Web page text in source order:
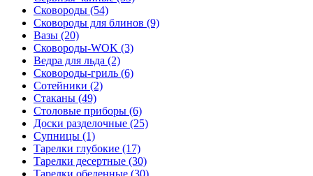
Сковороды (54)
Сковороды для блинов (9)
Вазы (20)
Сковороды-WOK (3)
Ведра для льда (2)
Сковороды-гриль (6)
Сотейники (2)
Стаканы (49)
Столовые приборы (6)
Доски разделочные (25)
Супницы (1)
Тарелки глубокие (17)
Тарелки десертные (30)
Тарелки обеденные (30)